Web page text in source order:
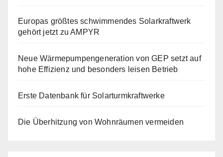
Europas größtes schwimmendes Solarkraftwerk
gehört jetzt zu AMPYR
Neue Wärmepumpengeneration von GEP setzt auf
hohe Effizienz und besonders leisen Betrieb
Erste Datenbank für Solarturmkraftwerke
Die Überhitzung von Wohnräumen vermeiden